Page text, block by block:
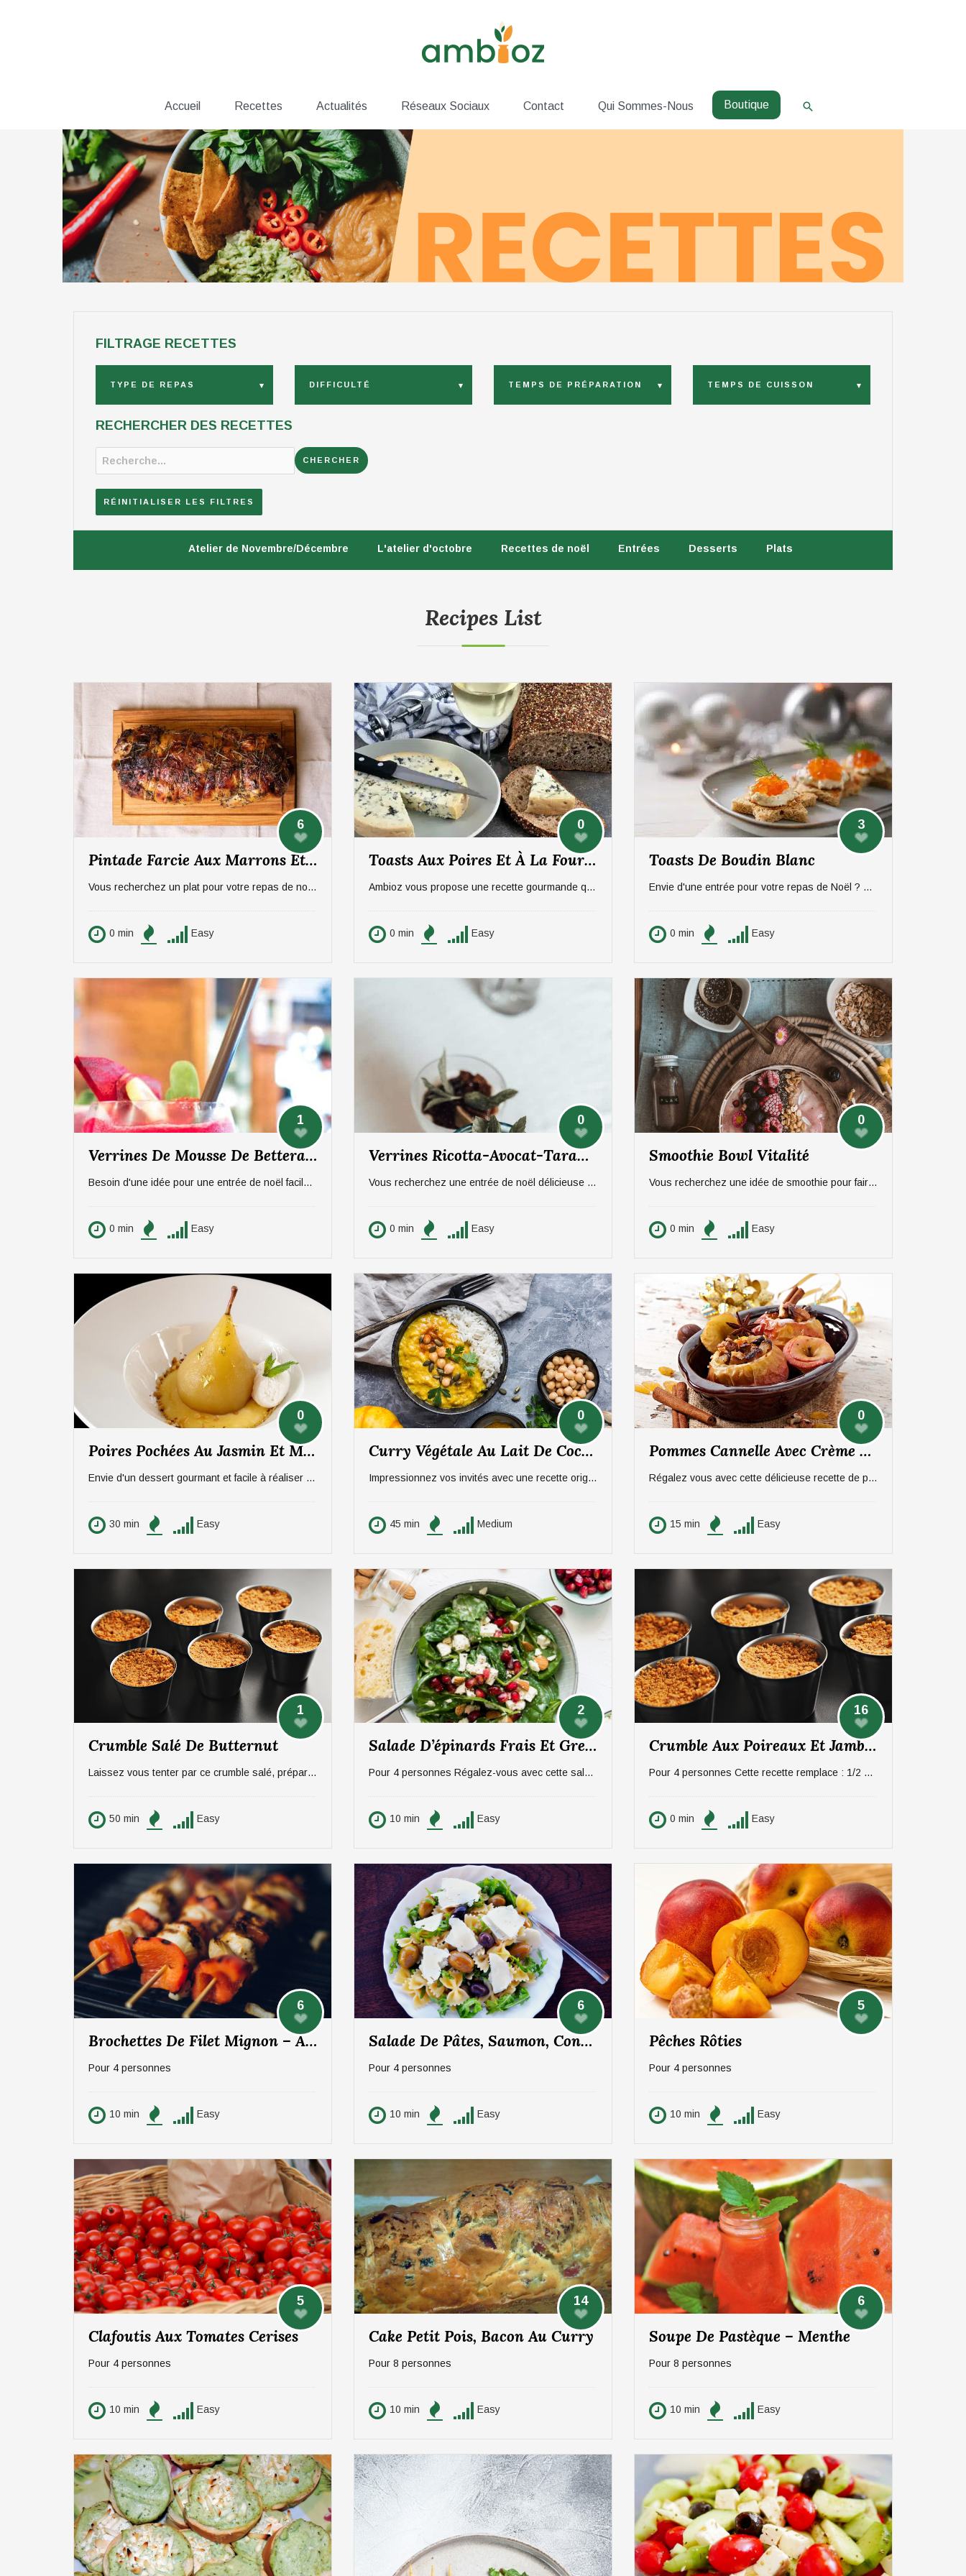
Accueil Recettes Actualités Réseaux Sociaux Contact Qui Sommes-Nous Boutique Rechercher
FILTRAGE RECETTES
TYPE DE REPAS DIFFICULTÉ TEMPS DE PRÉPARATION TEMPS DE CUISSON
RECHERCHER DES RECETTES
RÉINITIALISER LES FILTRES
Atelier de Novembre/Décembre L'atelier d'octobre Recettes de noël Entrées Desserts Plats
Recipes List
6
Pintade Farcie Aux Marrons Et Pommes, Sauce Aux Morilles
Vous recherchez un plat pour votre repas de noël ? On vous propose un plat qui épatera vos invités, digne d'un repas de fête ! La pintade farcie aux marrons et pommes, sauce aux morilles. Pour 6 personnes.
0 min Easy
0
Toasts Aux Poires Et À La Fourme D’Ambert
Ambioz vous propose une recette gourmande qui ravira vos papilles, notamment celles des amateurs de fromage. Une entrée sucré/salée à base de poires et de Fourme d'Ambert. Idéal pour 6 personnes.
0 min Easy
3
Toasts De Boudin Blanc
Envie d'une entrée pour votre repas de Noël ? On vous propose une recette sucré/salée rapide et efficace à base de pommes et boudin. Pour 6 personnes.
0 min Easy
1
Verrines De Mousse De Betterave Et De Fromage De Chèvre
Besoin d'une idée pour une entrée de noël facile et rapide à réaliser. Ambioz vous propose des verrines avec un accord de betterave et de fromage de chèvre, pour 6 personnes.
0 min Easy
0
Verrines Ricotta-Avocat-Tarama
Vous recherchez une entrée de noël délicieuse pour vos invités ? Ambioz vous propose une recette de verrines pour 6 personnes .
0 min Easy
0
Smoothie Bowl Vitalité
Vous recherchez une idée de smoothie pour faire le plein d'énergie ? Ambioz vous propose une recette délicieuse en trois partie (pour 2 personnes) : Le crumble Le smoothie Le topping A vous de jouer !
0 min Easy
0
Poires Pochées Au Jasmin Et Mousse Coco – 4 Personnes
Envie d'un dessert gourmant et facile à réaliser ? Laissez vous tenter par les poires pochées au jasmin et mousse coco. Bon pour votre santé et pour vos papilles il faut absolument que vous testiez cette recette !
30 min Easy
0
Curry Végétale Au Lait De Coco – 4 Personnes
Impressionnez vos invités avec une recette originale et gourmande de curry végétal au lait de coco pour 4 personnes. Que ce soit pour les fêtes ou pour un repas entre amis, cette recette fera sensation à coup sûr.
45 min Medium
0
Pommes Cannelle Avec Crème Chantilly Coco
Régalez vous avec cette délicieuse recette de pommes au four avec sa cannelle et chantilly coco ! Cette recette est déclinable avec des poires selon vos goûts, en respectant les mêmes quantités.
15 min Easy
1
Crumble Salé De Butternut
Laissez vous tenter par ce crumble salé, préparé avec le légume fard de l'automne, le butternut.
50 min Easy
2
Salade D’épinards Frais Et Grenade
Pour 4 personnes Régalez-vous avec cette salade fraîche et savoureuse composée d'épinards et de grenade. En entrée ou en accompagnement, cette salade fera à coup sûr son effet auprès de vos invités !
10 min Easy
16
Crumble Aux Poireaux Et Jambon
Pour 4 personnes Cette recette remplace : 1/2 portion de protéine + 1 portion de légumes + 1/2 portion de féculent + 1 portion de fromage + 1 portion de matière grasse
0 min Easy
6
Brochettes De Filet Mignon – Abricots
Pour 4 personnes
10 min Easy
6
Salade De Pâtes, Saumon, Concombre Et Pomme
Pour 4 personnes
10 min Easy
5
Pêches Rôties
Pour 4 personnes
10 min Easy
5
Clafoutis Aux Tomates Cerises
Pour 4 personnes
10 min Easy
14
Cake Petit Pois, Bacon Au Curry
Pour 8 personnes
10 min Easy
6
Soupe De Pastèque – Menthe
Pour 8 personnes
10 min Easy